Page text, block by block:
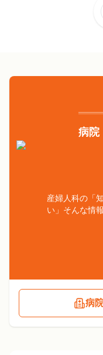
病院
産婦人科の「
い」そんな情
病